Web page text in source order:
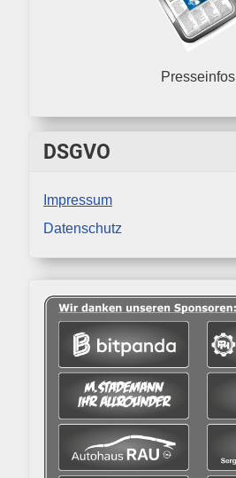
Presseinfos
DSGVO
Impressum
Datenschutz